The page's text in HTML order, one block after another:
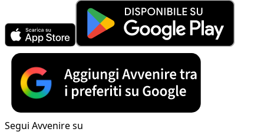
Segui Avvenire su